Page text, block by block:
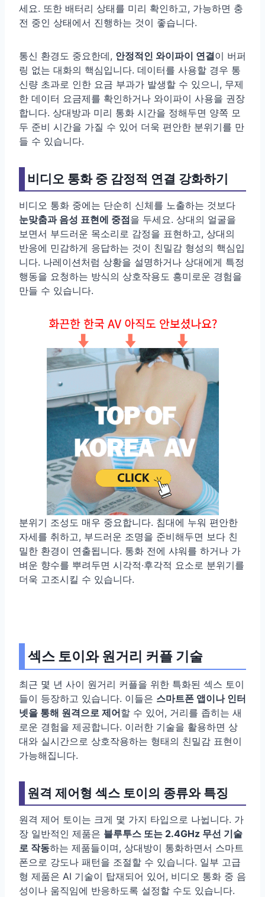
세요. 또한 배터리 상태를 미리 확인하고, 가능하면 충
전 중인 상태에서 진행하는 것이 좋습니다.
통신 환경도 중요한데, 안정적인 와이파이 연결이 버퍼
링 없는 대화의 핵심입니다. 데이터를 사용할 경우 통
신량 초과로 인한 요금 부과가 발생할 수 있으니, 무제
한 데이터 요금제를 확인하거나 와이파이 사용을 권장
합니다. 상대방과 미리 통화 시간을 정해두면 양쪽 모
두 준비 시간을 가질 수 있어 더욱 편안한 분위기를 만
들 수 있습니다.
비디오 통화 중 감정적 연결 강화하기
비디오 통화 중에는 단순히 신체를 노출하는 것보다
눈맞춤과 음성 표현에 중점을 두세요. 상대의 얼굴을
보면서 부드러운 목소리로 감정을 표현하고, 상대의
반응에 민감하게 응답하는 것이 친밀감 형성의 핵심입
니다. 나레이션처럼 상황을 설명하거나 상대에게 특정
행동을 요청하는 방식의 상호작용도 흥미로운 경험을
만들 수 있습니다.
분위기 조성도 매우 중요합니다. 침대에 누워 편안한
자세를 취하고, 부드러운 조명을 준비해두면 보다 친
밀한 환경이 연출됩니다. 통화 전에 샤워를 하거나 가
벼운 향수를 뿌려두면 시각적·후각적 요소로 분위기를
더욱 고조시킬 수 있습니다.
섹스 토이와 원거리 커플 기술
최근 몇 년 사이 원거리 커플을 위한 특화된 섹스 토이
들이 등장하고 있습니다. 이들은 스마트폰 앱이나 인터
넷을 통해 원격으로 제어할 수 있어, 거리를 좁히는 새
로운 경험을 제공합니다. 이러한 기술을 활용하면 상
대와 실시간으로 상호작용하는 형태의 친밀감 표현이
가능해집니다.
원격 제어형 섹스 토이의 종류와 특징
원격 제어 토이는 크게 몇 가지 타입으로 나뉩니다. 가
장 일반적인 제품은 블루투스 또는 2.4GHz 무선 기술
로 작동하는 제품들이며, 상대방이 통화하면서 스마트
폰으로 강도나 패턴을 조절할 수 있습니다. 일부 고급
형 제품은 AI 기술이 탑재되어 있어, 비디오 통화 중 음
성이나 움직임에 반응하도록 설정할 수도 있습니다.